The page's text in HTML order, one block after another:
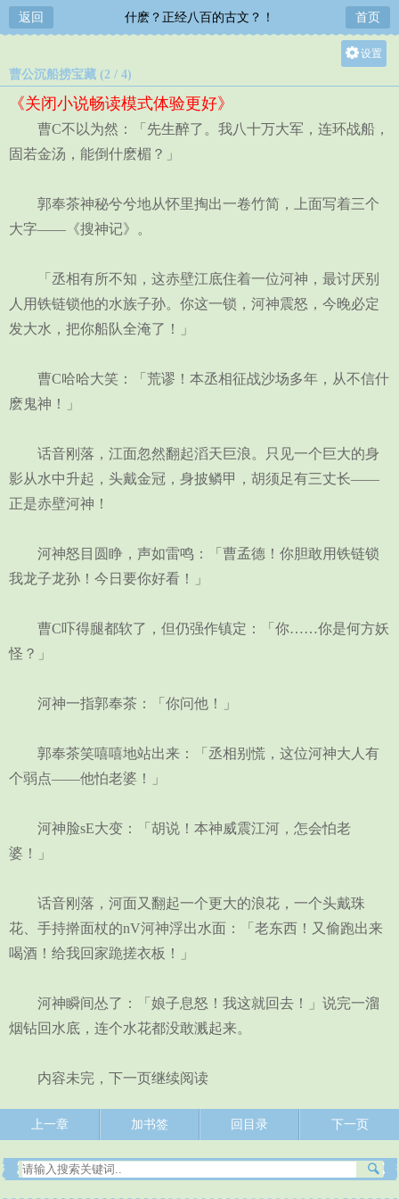
返回 什麽？正经八百的古文？！ 首页
设置
中
曹公沉船捞宝藏 (2 / 4)
《关闭小说畅读模式体验更好》
曹C不以为然：「先生醉了。我八十万大军，连环战船，
固若金汤，能倒什麽楣？」
郭奉茶神秘兮兮地从怀里掏出一卷竹简，上面写着三个
大字——《搜神记》。
「丞相有所不知，这赤壁江底住着一位河神，最讨厌别
人用铁链锁他的水族子孙。你这一锁，河神震怒，今晚必定
发大水，把你船队全淹了！」
曹C哈哈大笑：「荒谬！本丞相征战沙场多年，从不信什
麽鬼神！」
话音刚落，江面忽然翻起滔天巨浪。只见一个巨大的身
影从水中升起，头戴金冠，身披鳞甲，胡须足有三丈长——
正是赤壁河神！
河神怒目圆睁，声如雷鸣：「曹孟德！你胆敢用铁链锁
我龙子龙孙！今日要你好看！」
曹C吓得腿都软了，但仍强作镇定：「你……你是何方妖
怪？」
河神一指郭奉茶：「你问他！」
郭奉茶笑嘻嘻地站出来：「丞相别慌，这位河神大人有
个弱点——他怕老婆！」
河神脸sE大变：「胡说！本神威震江河，怎会怕老
婆！」
话音刚落，河面又翻起一个更大的浪花，一个头戴珠
花、手持擀面杖的nV河神浮出水面：「老东西！又偷跑出来
喝酒！给我回家跪搓衣板！」
河神瞬间怂了：「娘子息怒！我这就回去！」说完一溜
烟钻回水底，连个水花都没敢溅起来。
内容未完，下一页继续阅读
上一章 加书签 回目录 下一页